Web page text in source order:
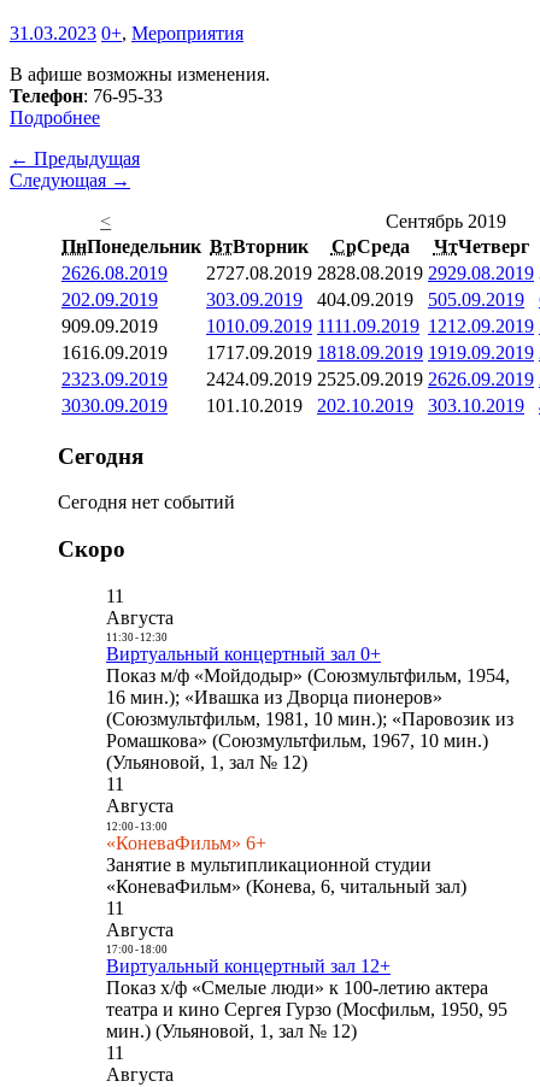
31.03.2023 0+, Мероприятия
В афише возможны изменения.
Телефон: 76-95-33
Подробнее
← Предыдущая
Следующая →
<
Сентябрь 2019
ПнПонедельник ВтВторник СрСреда ЧтЧетверг
2626.08.2019 2727.08.2019 2828.08.2019 2929.08.2019
202.09.2019 303.09.2019 404.09.2019 505.09.2019
909.09.2019 1010.09.2019 1111.09.2019 1212.09.2019
1616.09.2019 1717.09.2019 1818.09.2019 1919.09.2019
2323.09.2019 2424.09.2019 2525.09.2019 2626.09.2019
3030.09.2019 101.10.2019 202.10.2019 303.10.2019
Сегодня
Сегодня нет событий
Скоро
11
Августа
11:30- 12:30
Виртуальный концертный зал 0+
Показ м/ф «Мойдодыр» (Союзмультфильм, 1954,
16 мин.); «Ивашка из Дворца пионеров»
(Союзмультфильм, 1981, 10 мин.); «Паровозик из
Ромашкова» (Союзмультфильм, 1967, 10 мин.)
(Ульяновой, 1, зал № 12)
11
Августа
12:00- 13:00
«КоневаФильм» 6+
Занятие в мультипликационной студии
«КоневаФильм» (Конева, 6, читальный зал)
11
Августа
17:00- 18:00
Виртуальный концертный зал 12+
Показ х/ф «Смелые люди» к 100-летию актера
театра и кино Сергея Гурзо (Мосфильм, 1950, 95
мин.) (Ульяновой, 1, зал № 12)
11
Августа